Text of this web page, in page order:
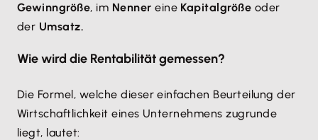
Gewinngröße, im Nennereine Kapitalgröße oder
der Umsatz.
Wie wird die Rentabilität gemessen?
Die Formel, welche dieser einfachen Beurteilung der
Wirtschaftlichkeit eines Unternehmens zugrunde
liegt, lautet: